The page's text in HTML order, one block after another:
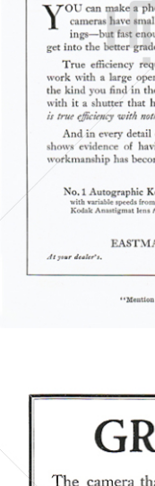
Kodak